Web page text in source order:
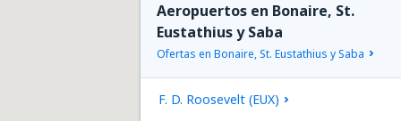
Aeropuertos en Bonaire, St.
Eustathius y Saba
Ofertas en Bonaire, St. Eustathius y Saba
F. D. Roosevelt (EUX)